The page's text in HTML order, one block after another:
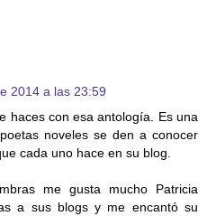
2014 a las 23:59
haces con esa antología. Es una
noveles se den a conocer
cada uno hace en su blog.
me gusta mucho Patricia
a sus blogs y me encantó su